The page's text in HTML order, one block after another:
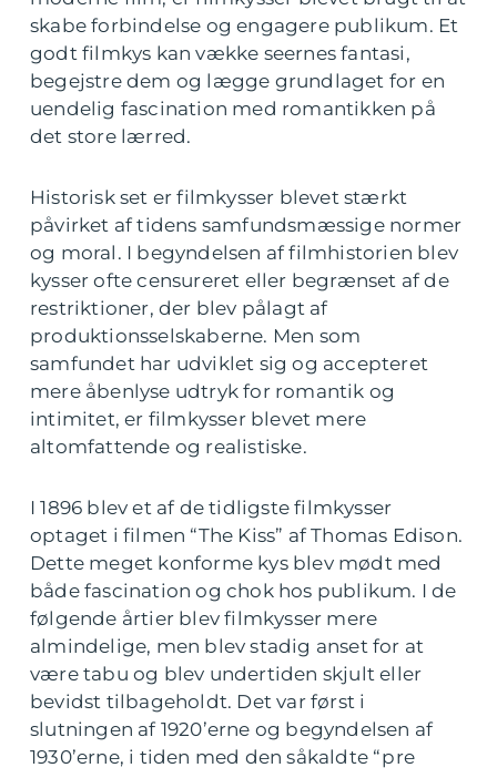
skabe forbindelse og engagere publikum. Et
godt filmkys kan vække seernes fantasi,
begejstre dem og lægge grundlaget for en
uendelig fascination med romantikken på
det store lærred.
Historisk set er filmkysser blevet stærkt
påvirket af tidens samfundsmæssige normer
og moral. I begyndelsen af filmhistorien blev
kysser ofte censureret eller begrænset af de
restriktioner, der blev pålagt af
produktionsselskaberne. Men som
samfundet har udviklet sig og accepteret
mere åbenlyse udtryk for romantik og
intimitet, er filmkysser blevet mere
altomfattende og realistiske.
I 1896 blev et af de tidligste filmkysser
optaget i filmen “The Kiss” af Thomas Edison.
Dette meget konforme kys blev mødt med
både fascination og chok hos publikum. I de
følgende årtier blev filmkysser mere
almindelige, men blev stadig anset for at
være tabu og blev undertiden skjult eller
bevidst tilbageholdt. Det var først i
slutningen af 1920’erne og begyndelsen af
1930’erne, i tiden med den såkaldte “pre